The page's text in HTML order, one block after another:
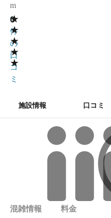
m
★
★
★
★
★
0
0
件
の
口
コ
ミ
施設情報 口コミ
混雑情報 料金